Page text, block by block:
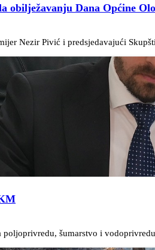
obilježavanju Dana Općine
Nezir Pivić i predsjedavajući
šumarstvo i